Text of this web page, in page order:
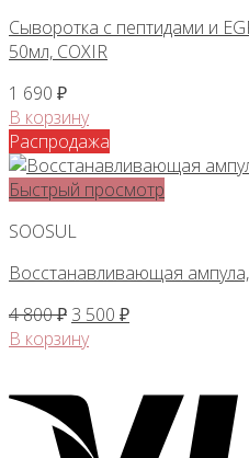
Сыворотка с пептидами и
50мл, COXIR
1 690 ₽
В корзину
Распродажа
Быстрый просмотр
SOOSUL
Восстанавливающая
4 800₽ Первоначальная
цена
800 ₽.
3 500 ₽Текущая
В корзину